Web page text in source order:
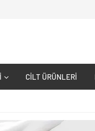
CILT ÜRÜNLERI